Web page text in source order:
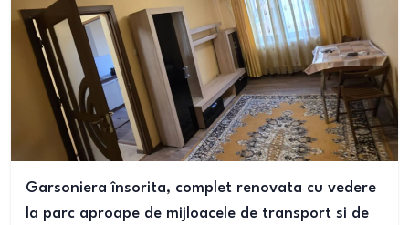
Garsoniera însorita, complet renovata cu vedere
la parc aproape de mijloacele de transport si de